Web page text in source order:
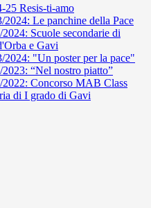
25 Resis-ti-amo
2024: Le panchine della Pace
Scuole secondarie di
e Gavi
2024: "Un poster per la pace"
“Nel nostro piatto”
2022: Concorso MAB Class
di I grado di Gavi